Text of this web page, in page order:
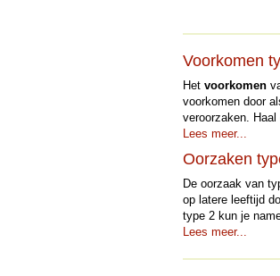
Voorkomen
Het voorkomen
voorkomen door
veroorzaken.
Lees meer...
Oorzaken
De oorzaak van
op latere leeftijd
type 2 kun je
Lees meer...